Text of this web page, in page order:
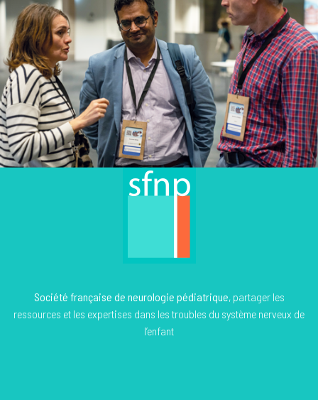
L’équipe déjà en place, pluridisciplinaire, comprend 2
neurologues et un […]
Société française de neurologie pédiatrique, partager les
ressources et les expertises dans les troubles du système nerveux de
l’enfant